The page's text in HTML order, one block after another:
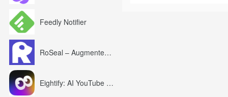
Feedly Notifier
RoSeal – Augmented Roblox Experience
Eightify: AI YouTube Summary with ChatGPT